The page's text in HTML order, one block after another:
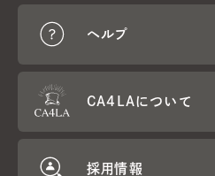
ヘルプ
CA4LAについて
採用情報